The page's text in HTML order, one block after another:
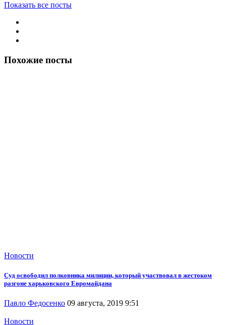
Показать все посты
Похожие посты
Новости
Суд освободил полковника милиции, который участвовал в жестоком
разгоне харьковского Евромайдана
Павло Федосенко 09 августа, 2019 9:51
Новости